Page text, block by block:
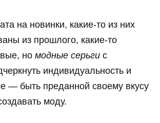
на новинки, какие-то из них
из прошлого, какие-то
но модные серьги с
индивидуальность и
— быть преданной своему вкусу
моду.